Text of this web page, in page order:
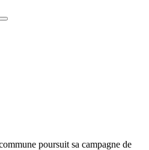
poursuit sa campagne de